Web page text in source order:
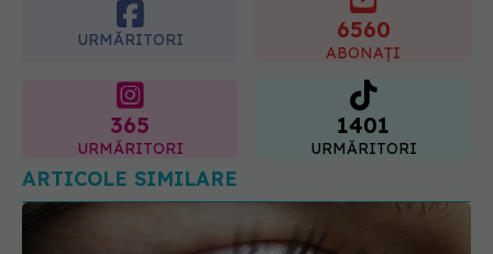
URMĂRITORI 6560
ABONAȚI
365
URMĂRITORI
1401
URMĂRITORI
ARTICOLE SIMILARE